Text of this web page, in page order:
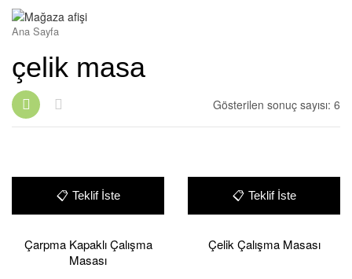
Ana Sayfa
çelik masa
Gösterilen sonuç sayısı: 6
📋 Teklif İste
Çarpma Kapaklı Çalışma
Masası
📋 Teklif İste
Çelik Çalışma Masası